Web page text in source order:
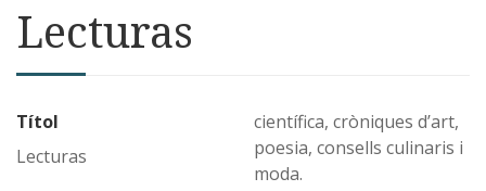
Lecturas
Títol
Lecturas
científica, cròniques d’art,
poesia, consells culinaris i
moda.